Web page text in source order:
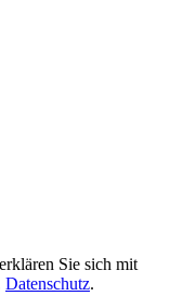
Sie sich mit
Datenschutz.